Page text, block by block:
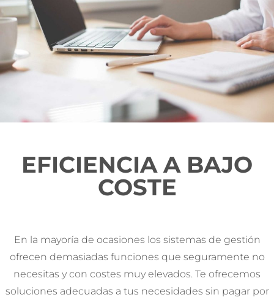
EFICIENCIA A BAJO
COSTE
En la mayoría de ocasiones los sistemas de gestión
ofrecen demasiadas funciones que seguramente no
necesitas y con costes muy elevados. Te ofrecemos
soluciones adecuadas a tus necesidades sin pagar por